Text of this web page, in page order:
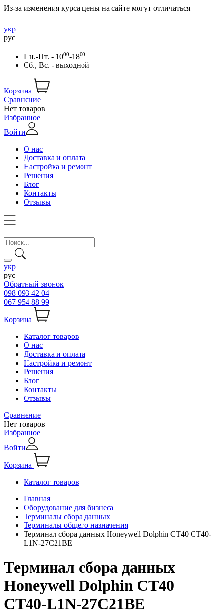
Из-за изменения курса цены на сайте могут отличаться
укр
рус
Пн.-Пт. - 1000-1800
Сб., Вс. - выходной
Корзина
Сравнение
Нет товаров
Избранное
Войти
О нас
Доставка и оплата
Настройка и ремонт
Решения
Блог
Контакты
Отзывы
укр
рус
Обратный звонок
098 093 42 04
067 954 88 99
Корзина
Каталог товаров
О нас
Доставка и оплата
Настройка и ремонт
Решения
Блог
Контакты
Отзывы
Сравнение
Нет товаров
Избранное
Войти
Корзина
Каталог товаров
Главная
Оборудование для бизнеса
Терминалы сбора данных
Терминалы общего назначения
Терминал сбора данных Honeywell Dolphin CT40 CT40-
L1N-27C21BE
Терминал сбора данных
Honeywell Dolphin CT40
CT40-L1N-27C21BE